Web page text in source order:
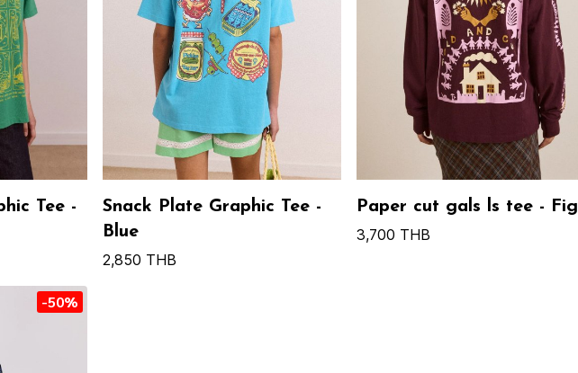
Tee -
Snack Plate Graphic Tee -
Blue
2,850 THB
Paper cut gals ls tee - Fig
3,700 THB
-50%